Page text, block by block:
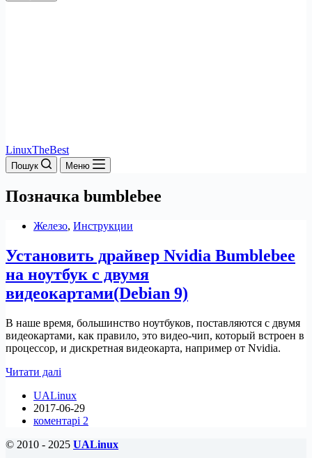
LinuxTheBest
Пошук Меню
Позначка bumblebee
Железо, Инструкции
Установить драйвер Nvidia Bumblebee
на ноутбук с двумя
видеокартами(Debian 9)
В наше время, большинство ноутбуков, поставляются с двумя
видеокартами, как правило, это видео-чип, который встроен в
процессор, и дискретная видеокарта, например от Nvidia.
Читати далі
Nvidia
Bumblebee
на
с
UALinux
2017-06-29
коментарі 2
© 2010 - 2025 UALinux